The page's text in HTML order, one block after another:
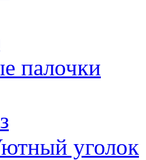
палочки
уголок